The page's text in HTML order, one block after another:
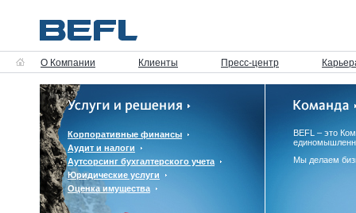
О Компании Клиенты Пресс-центр
Корпоративные финансы
Аудит и налоги
Аутсорсинг бухгалтерского учета
Юридические услуги
Оценка имущества
BEFL – это
Мы делаем